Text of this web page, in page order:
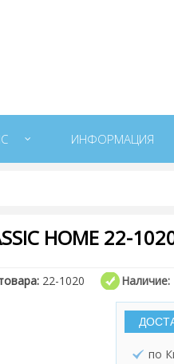
ИНФОРМАЦИЯ
HOME 22-
22-1020 Наличие:
по